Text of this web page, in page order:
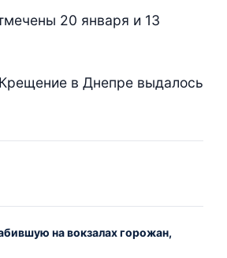
20 января и 13
в Днепре выдалось
на вокзалах горожан,